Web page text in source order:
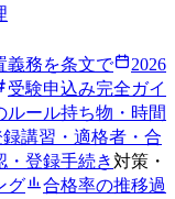
義務を条文で
2026
受験申込み完全ガイ
ルール持ち物・時間
録講習・適格者・合
・登録手続き対策・
グ 合格率の推移過